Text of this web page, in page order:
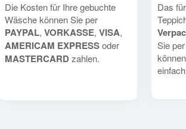
Die Kosten für Ihre gebuchte
Wäsche können Sie per
PAYPAL, VORKASSE, VISA,
AMERICAM EXPRESSoder
MASTERCARDzahlen.
Das
Sie